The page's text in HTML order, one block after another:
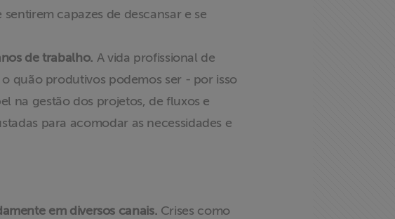
capazes de descansar e se
de trabalho. A vida profissional de
quão produtivos podemos ser - por isso
na gestão dos projetos, de fluxos e
para acomodar as necessidades e
em diversos canais. Crises como